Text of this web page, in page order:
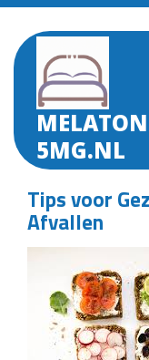
Skip
content
5MG.NL
Tips voor
Afvallen